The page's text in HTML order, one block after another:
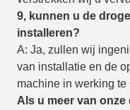
9, kunnen u de
installeren?
A: Ja, zullen wij
van installatie en de
machine in werking te
Als u meer van